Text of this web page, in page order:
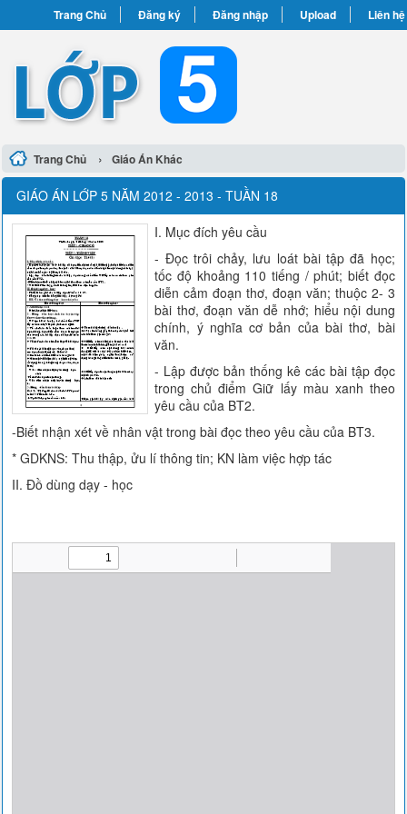
Trang Chủ Đăng ký Đăng nhập Upload Liên hệ
Trang Chủ › Giáo Án Khác
GIÁO ÁN LỚP 5 NĂM 2012 - 2013 - TUẦN 18
I. Mục đích yêu cầu
- Đọc trôi chảy, lưu loát bài tập đã học;
tốc độ khoảng 110 tiếng / phút; biết đọc
diễn cảm đoạn thơ, đoạn văn; thuộc 2- 3
bài thơ, đoạn văn dễ nhớ; hiểu nội dung
chính, ý nghĩa cơ bản của bài thơ, bài
văn.
- Lập được bản thống kê các bài tập đọc
trong chủ điểm Giữ lấy màu xanh theo
yêu cầu của BT2.
-Biết nhận xét về nhân vật trong bài đọc theo yêu cầu của BT3.
* GDKNS: Thu thập, ửu lí thông tin; KN làm việc hợp tác
II. Đồ dùng dạy - học